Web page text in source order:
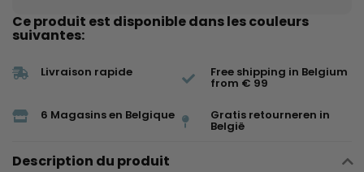
Ce produit est disponible dans les couleurs
suivantes:
Livraison rapide Free shipping in Belgium
from € 99
6 Magasins en Belgique Gratis retourneren in
België
Description du produit